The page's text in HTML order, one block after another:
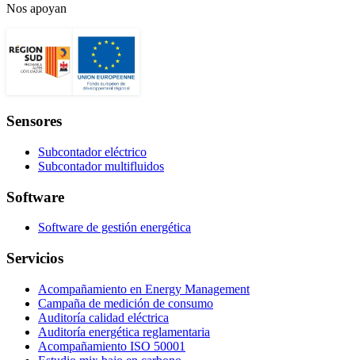
Nos apoyan
Sensores
Subcontador eléctrico
Subcontador multifluidos
Software
Software de gestión energética
Servicios
Acompañamiento en Energy Management
Campaña de medición de consumo
Auditoría calidad eléctrica
Auditoría energética reglamentaria
Acompañamiento ISO 50001